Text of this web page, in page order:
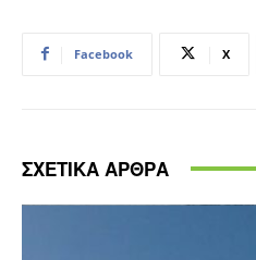
Facebook X
ΣΧΕΤΙΚΑ ΑΡΘΡΑ